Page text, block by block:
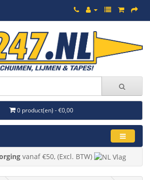
0 product(en) - €0,00
vanaf €50, (Excl. BTW)